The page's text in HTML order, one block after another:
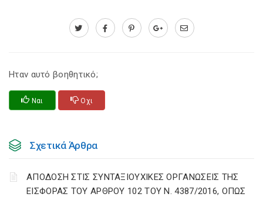
Ηταν αυτό βοηθητικό;
Ναι Οχι
Σχετικά Άρθρα
ΑΠΟΔΟΣΗ ΣΤΙΣ ΣΥΝΤΑΞΙΟΥΧΙΚΕΣ ΟΡΓΑΝΩΣΕΙΣ ΤΗΣ
ΕΙΣΦΟΡΑΣ ΤΟΥ ΑΡΘΡΟΥ 102 ΤΟΥ Ν. 4387/2016, ΟΠΩΣ